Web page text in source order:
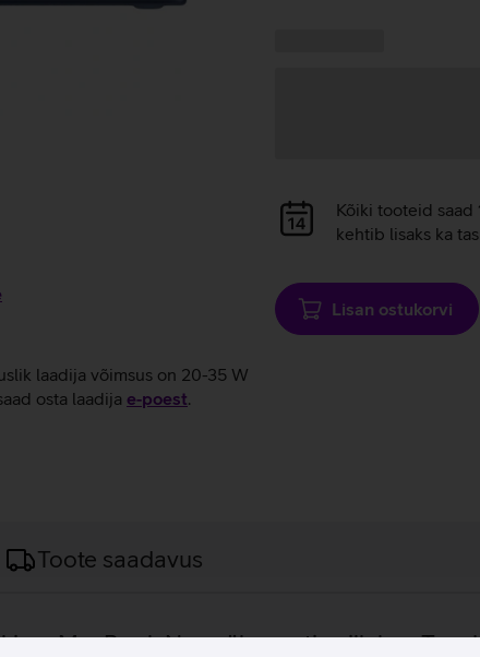
laadija võimsus on 20-35 W
osta laadija e‑poest.
Andmete
laadimine
Kõiki tooteid saad
kehtib lisaks ka
Lisan ostukorvi
Toote saadavus
MacBook Neo sülearvuti, millel on